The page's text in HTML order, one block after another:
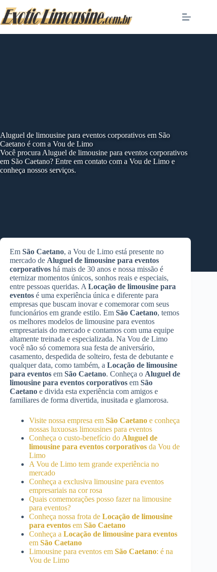
to
content
Aluguel de limousine para eventos corporativos em São
Caetano é com a Vou de Limo
Você procura Aluguel de limousine para eventos corporativos
em São Caetano? Entre em contato com a Vou de Limo e
conheça nossos serviços.
Em São Caetano, a Vou de Limo está presente no
mercado de Aluguel de limousine para eventos
corporativos há mais de 30 anos e nossa missão é
eternizar momentos únicos, sonhos reais e especiais,
entre pessoas queridas. A Locação de limousine para
eventos é uma experiência única e diferente para
empresas que buscam inovar e comemorar com seus
funcionários em grande estilo. Em São Caetano, temos
os melhores modelos de limousine para eventos
empresariais do mercado e contamos com uma equipe
altamente treinada e especializada. Na Vou de Limo
você não só comemora sua festa de aniversário,
casamento, despedida de solteiro, festa de debutante e
qualquer data, como também, a Locação de limousine
para eventos em São Caetano. Conheça o Aluguel de
limousine para eventos corporativos em São
Caetano e divida esta experiência com amigos e
familiares de forma divertida, inusitada e glamorosa.
Visite nossa empresa em São Caetano e conheça
nossas luxuosas limousines para eventos
Conheça o custo-benefício do Aluguel de
limousine para eventos corporativos da Vou de
Limo
A Vou de Limo tem grande experiência no
mercado
Conheça a exclusiva limousine para eventos
empresariais na cor rosa
Quais comemorações posso fazer na limousine
para eventos?
Conheça nossa frota de Locação de limousine
para eventos em São Caetano
Conheça a Locação de limousine para eventos
em São Caetano
Limousine para eventos em São Caetano: é na
Vou de Limo